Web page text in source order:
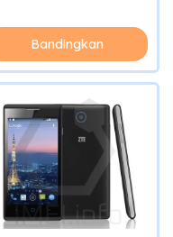
Bandingkan